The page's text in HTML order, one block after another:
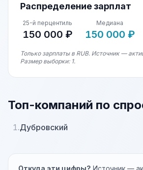
Распределение зарплат
25-й перцентиль
150 000 ₽
Медиана
150 000 ₽
Только зарплаты в RUB. Источник —
Размер выборки: 1.
Топ-компаний по
1.Дубровский
Откуда эти цифры? Источник —